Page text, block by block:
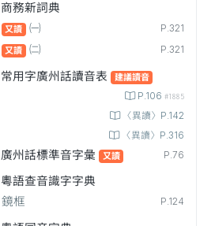
商務新詞典
又讀 ㈠
P.321
又讀
㈡ P.321
常用字廣州話讀音表 建議讀音
P.106 #1885
〈異讀〉P.142
〈異讀〉P.316
廣州話標準音字彙 又讀 P.76
粵語查音識字字典
鏡框
P.124